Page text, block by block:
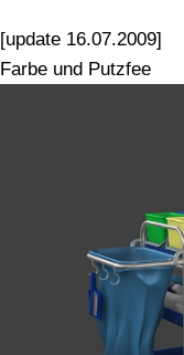
[update 16.07.2009]
Farbe und Putzfee